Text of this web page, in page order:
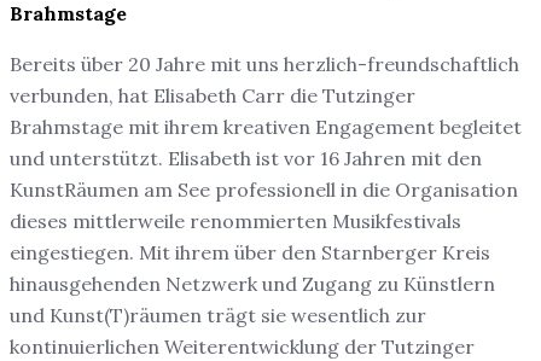
Brahmstage
Bereits über 20 Jahre mit uns herzlich-freundschaftlich
verbunden, hat Elisabeth Carr die Tutzinger
Brahmstage mit ihrem kreativen Engagement begleitet
und unterstützt. Elisabeth ist vor 16 Jahren mit den
KunstRäumen am See professionell in die Organisation
dieses mittlerweile renommierten Musikfestivals
eingestiegen. Mit ihrem über den Starnberger Kreis
hinausgehenden Netzwerk und Zugang zu Künstlern
und Kunst(T)räumen trägt sie wesentlich zur
kontinuierlichen Weiterentwicklung der Tutzinger